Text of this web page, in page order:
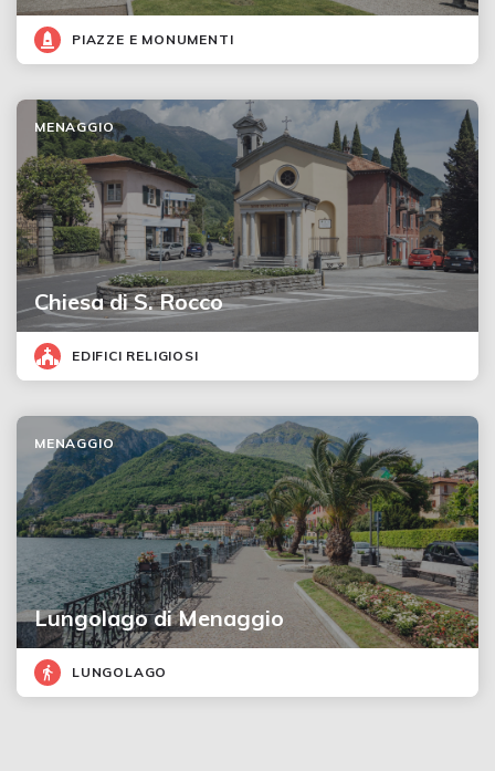
PIAZZE E MONUMENTI
Chiesa di S. Rocco
MENAGGIO
EDIFICI RELIGIOSI
Lungolago di Menaggio
MENAGGIO
LUNGOLAGO